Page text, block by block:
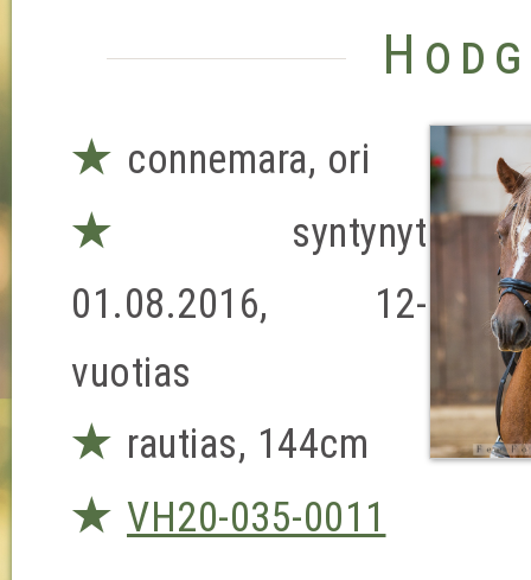
★ connemara, ori
★
syntynyt
01.08.2016, 12-
vuotias
★ rautias, 144cm
★ VH20-035-0011